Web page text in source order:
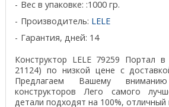
Вес в упаковке: :1000 гр.
Производитель: LELE
Гарантия, дней: 14
Конструктор LELE 79259 Портал
21124) по низкой цене с
Предлагаем Вашему
конструкторов Лего самого
детали подходят на 100%, отличный